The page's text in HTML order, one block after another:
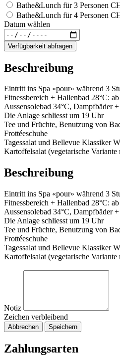
Bathe&Lunch für 3 Personen
Bathe&Lunch für 4 Personen
Datum wählen
Verfügbarkeit abfragen
Beschreibung
Eintritt ins Spa «pour» während 3
Fitnessbereich + Hallenbad 28°C:
Aussensolebad 34°C, Dampfbäder
Die Anlage schliesst um 19 Uhr
Tee und Früchte, Benutzung von
Frottéeschuhe
Tagessalat und Bellevue Klassiker
Kartoffelsalat (vegetarische Variante
Beschreibung
Eintritt ins Spa «pour» während 3
Fitnessbereich + Hallenbad 28°C:
Aussensolebad 34°C, Dampfbäder
Die Anlage schliesst um 19 Uhr
Tee und Früchte, Benutzung von
Frottéeschuhe
Tagessalat und Bellevue Klassiker
Kartoffelsalat (vegetarische Variante
Notiz
Zeichen verbleibend
Abbrechen Speichern
Zahlungsarten